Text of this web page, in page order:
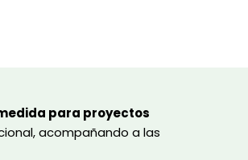
para proyectos
acompañando a las